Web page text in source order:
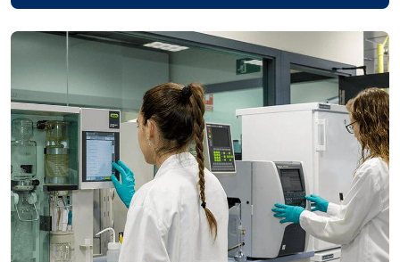
Recomanacions >
El nostre sabor de l'aigua és sinònim de qualitat però no deixa de
ser un aspecte subjectiu. En cas que el sabor no sigui l'òptim per a
tu, aquí us presentem algunes recomanacions per adaptar el gust.